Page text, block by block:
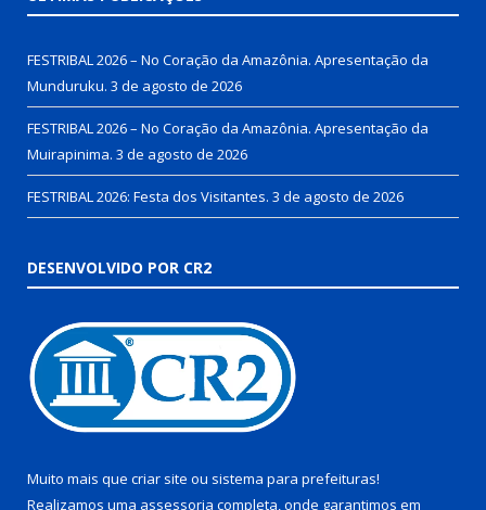
FESTRIBAL 2026 – No Coração da Amazônia. Apresentação da
Munduruku. 3 de agosto de 2026
FESTRIBAL 2026 – No Coração da Amazônia. Apresentação da
Muirapinima. 3 de agosto de 2026
FESTRIBAL 2026: Festa dos Visitantes. 3 de agosto de 2026
DESENVOLVIDO POR CR2
Muito mais que criar site ou sistema para prefeituras!
Realizamos uma assessoria completa, onde garantimos em